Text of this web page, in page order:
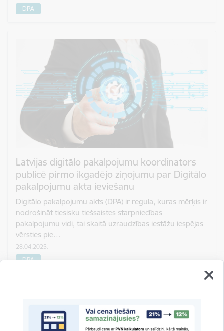
DPA
Latvijas digitālo pakalpojumu koordinators
publicē pirmo ikgadējo ziņojumu par Digitālo
pakalpojumu akta ieviešanu
Digitālo pakalpojumu akts (DPA) ir regula, kuras mērķis ir
nodrošināt tiesisku tiešsaistes starpniecības
pakalpojumu vidi, tai skaitā uzraudzības iestāžu iespējas
vērsties pie…
28.04.2025.
DPA